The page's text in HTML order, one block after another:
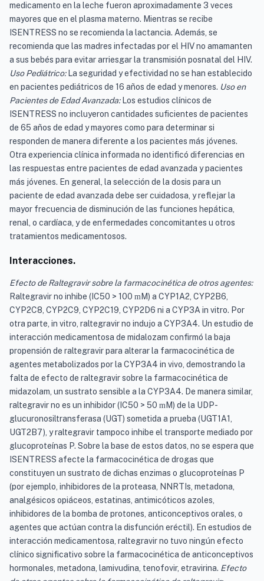
medicamento en la leche fueron aproximadamente 3 veces
mayores que en el plasma materno. Mientras se recibe
ISENTRESS no se recomienda la lactancia. Además, se
recomienda que las madres infectadas por el HIV no amamanten
a sus bebés para evitar arriesgar la transmisión posnatal del HIV.
Uso Pediátrico:La seguridad y efectividad no se han establecido
en pacientes pediátricos de 16 años de edad y menores. Uso en
Pacientes de Edad Avanzada:Los estudios clínicos de
ISENTRESS no incluyeron cantidades suficientes de pacientes
de 65 años de edad y mayores como para determinar si
responden de manera diferente a los pacientes más jóvenes.
Otra experiencia clínica informada no identificó diferencias en
las respuestas entre pacientes de edad avanzada y pacientes
más jóvenes. En general, la selección de la dosis para un
paciente de edad avanzada debe ser cuidadosa, y reflejar la
mayor frecuencia de disminución de las funciones hepática,
renal, o cardíaca, y de enfermedades concomitantes u otros
tratamientos medicamentosos.
Interacciones.
Efecto de Raltegravir sobre la farmacocinética de otros agentes:
Raltegravir no inhibe (IC50 > 100 mM) a CYP1A2, CYP2B6,
CYP2C8, CYP2C9, CYP2C19, CYP2D6 ni a CYP3A in vitro. Por
otra parte, in vitro, raltegravir no indujo a CYP3A4. Un estudio de
interacción medicamentosa de midalozam confirmó la baja
propensión de raltegravir para alterar la farmacocinética de
agentes metabolizados por la CYP3A4 in vivo, demostrando la
falta de efecto de raltegravir sobre la farmacocinética de
midazolam, un sustrato sensible a la CYP3A4. De manera similar,
raltegravir no es un inhibidor (IC50 > 50 mM) de la UDP-
glucuronosiltransferasa (UGT) sometida a prueba (UGT1A1,
UGT2B7), y raltegravir tampoco inhibe el transporte mediado por
glucoproteínas P. Sobre la base de estos datos, no se espera que
ISENTRESS afecte la farmacocinética de drogas que
constituyen un sustrato de dichas enzimas o glucoproteínas P
(por ejemplo, inhibidores de la proteasa, NNRTIs, metadona,
analgésicos opiáceos, estatinas, antimicóticos azoles,
inhibidores de la bomba de protones, anticonceptivos orales, o
agentes que actúan contra la disfunción eréctil). En estudios de
interacción medicamentosa, raltegravir no tuvo ningún efecto
clínico significativo sobre la farmacocinética de anticonceptivos
hormonales, metadona, lamivudina, tenofovir, etravirina. Efecto